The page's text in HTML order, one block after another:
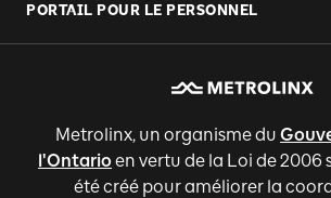
PORTAIL POUR LE PERSONNEL
Metrolinx, un organisme du
l'Ontario en vertu de la Loi de 2006
été créé pour améliorer la